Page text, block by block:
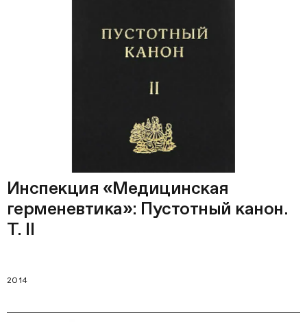
Инспекция «Медицинская
герменевтика»: Пустотный канон.
Т. II
2014